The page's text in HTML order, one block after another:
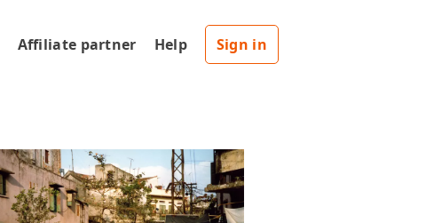
Affiliate partner Help Sign in